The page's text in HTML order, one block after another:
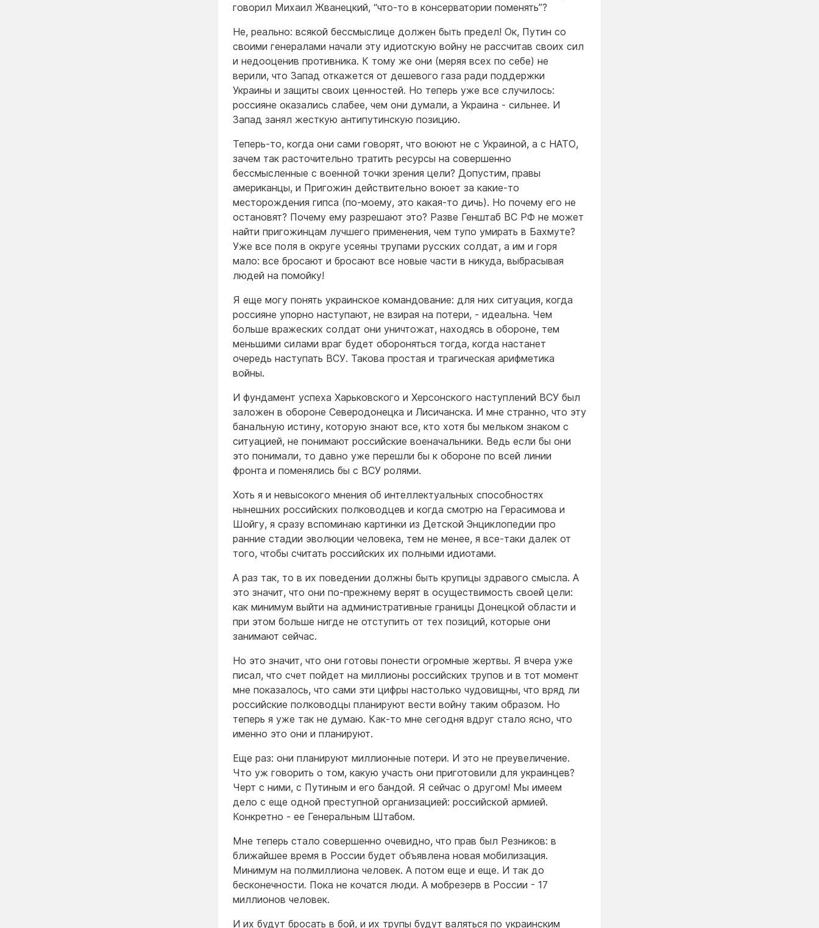
говорил Михаил Жванецкий, “что-то в консерватории поменять”?
Не, реально: всякой бессмыслице должен быть предел! Ок, Путин со
своими генералами начали эту идиотскую войну не рассчитав своих сил
и недооценив противника. К тому же они (меряя всех по себе) не
верили, что Запад откажется от дешевого газа ради поддержки
Украины и защиты своих ценностей. Но теперь уже все случилось:
россияне оказались слабее, чем они думали, а Украина - сильнее. И
Запад занял жесткую антипутинскую позицию.
Теперь-то, когда они сами говорят, что воюют не с Украиной, а с НАТО,
зачем так расточительно тратить ресурсы на совершенно
бессмысленные с военной точки зрения цели? Допустим, правы
американцы, и Пригожин действительно воюет за какие-то
месторождения гипса (по-моему, это какая-то дичь). Но почему его не
остановят? Почему ему разрешают это? Разве Генштаб ВС РФ не может
найти пригожинцам лучшего применения, чем тупо умирать в Бахмуте?
Уже все поля в округе усеяны трупами русских солдат, а им и горя
мало: все бросают и бросают все новые части в никуда, выбрасывая
людей на помойку!
Я еще могу понять украинское командование: для них ситуация, когда
россияне упорно наступают, не взирая на потери, - идеальна. Чем
больше вражеских солдат они уничтожат, находясь в обороне, тем
меньшими силами враг будет обороняться тогда, когда настанет
очередь наступать ВСУ. Такова простая и трагическая арифметика
войны.
И фундамент успеха Харьковского и Херсонского наступлений ВСУ был
заложен в обороне Северодонецка и Лисичанска. И мне странно, что эту
банальную истину, которую знают все, кто хотя бы мельком знаком с
ситуацией, не понимают российские военачальники. Ведь если бы они
это понимали, то давно уже перешли бы к обороне по всей линии
фронта и поменялись бы с ВСУ ролями.
Хоть я и невысокого мнения об интеллектуальных способностях
нынешних российских полководцев и когда смотрю на Герасимова и
Шойгу, я сразу вспоминаю картинки из Детской Энциклопедии про
ранние стадии эволюции человека, тем не менее, я все-таки далек от
того, чтобы считать российских их полными идиотами.
А раз так, то в их поведении должны быть крупицы здравого смысла. А
это значит, что они по-прежнему верят в осуществимость своей цели:
как минимум выйти на административные границы Донецкой области и
при этом больше нигде не отступить от тех позиций, которые они
занимают сейчас.
Но это значит, что они готовы понести огромные жертвы. Я вчера уже
писал, что счет пойдет на миллионы российских трупов и в тот момент
мне показалось, что сами эти цифры настолько чудовищны, что вряд ли
российские полководцы планируют вести войну таким образом. Но
теперь я уже так не думаю. Как-то мне сегодня вдруг стало ясно, что
именно это они и планируют.
Еще раз: они планируют миллионные потери. И это не преувеличение.
Что уж говорить о том, какую участь они приготовили для украинцев?
Черт с ними, с Путиным и его бандой. Я сейчас о другом! Мы имеем
дело с еще одной преступной организацией: российской армией.
Конкретно - ее Генеральным Штабом.
Мне теперь стало совершенно очевидно, что прав был Резников: в
ближайшее время в России будет объявлена новая мобилизация.
Минимум на полмиллиона человек. А потом еще и еще. И так до
бесконечности. Пока не кочатся люди. А мобрезерв в России - 17
миллионов человек.
И их будут бросать в бой, и их трупы будут валяться по украинским